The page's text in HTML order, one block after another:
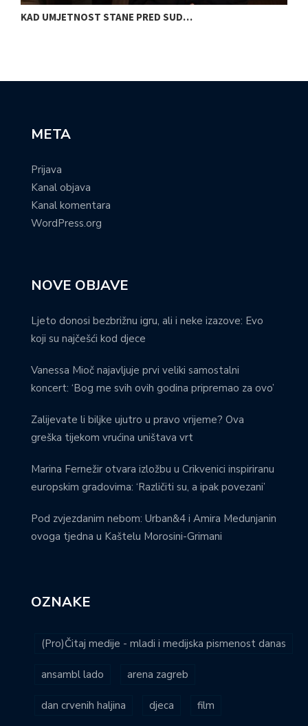
KAD UMJETNOST STANE PRED SUD…
META
Prijava
Kanal objava
Kanal komentara
WordPress.org
NOVE OBJAVE
Ljeto donosi bezbrižnu igru, ali i neke izazove: Evo
koji su najčešći kod djece
Vanessa Mioč najavljuje prvi veliki samostalni
koncert: ‘Bog me svih ovih godina pripremao za ovo’
Zalijevate li biljke ujutro u pravo vrijeme? Ova
greška tijekom vrućina uništava vrt
Marina Fernežir otvara izložbu u Crikvenici inspiriranu
europskim gradovima: ‘Različiti su, a ipak povezani’
Pod zvjezdanim nebom: Urban&4 i Amira Medunjanin
ovoga tjedna u Kaštelu Morosini-Grimani
OZNAKE
(Pro)Čitaj medije - mladi i medijska pismenost danas
ansambl lado arena zagreb
dan crvenih haljina djeca film